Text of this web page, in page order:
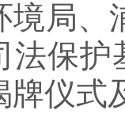
境局、
法保护
牌仪式